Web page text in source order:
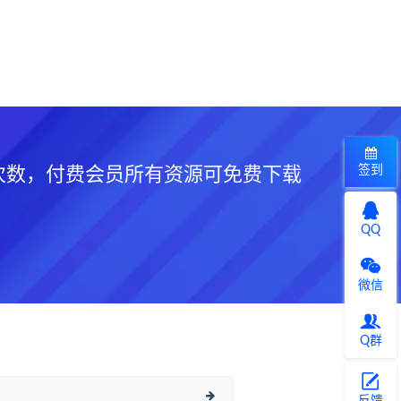
，付费会员所有资源可免费下载 签到
QQ
微信
Q群